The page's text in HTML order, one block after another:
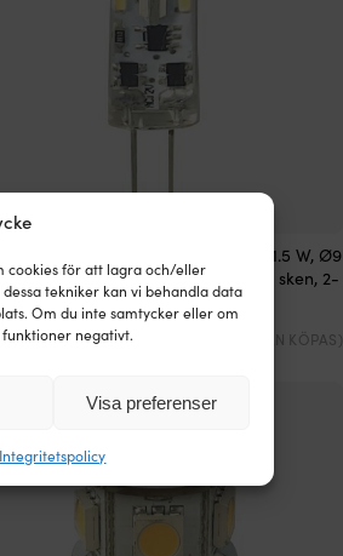
cookies för att lagra och/eller
tekniker kan vi behandla data
Om du inte samtycker eller om
negativt.
Visa preferenser
Integritetspolicy
lampa 1852-Marine, 10 – 36 V DC, 1.5 W, Ø9
G4 (sidopinnar), med varmvitt sken, 2-
1 I LAGER (FLER KAN KÖPAS)